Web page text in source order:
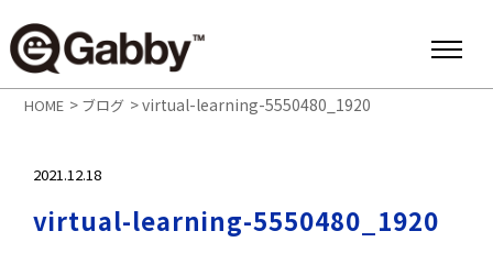
HOME > ブログ >virtual-learning-5550480_1920
2021.12.18
virtual-learning-5550480_1920